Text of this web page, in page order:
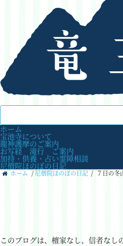
ホーム
宝池寺について
龍神護摩のご案内
お写経 滝行 ご案内
加持・供養・占い霊障相談
尼僧院ほのぼの日記
ホーム /尼僧院ほのぼの日記 / ７日の冬
このブログは、檀家なし、信者なし